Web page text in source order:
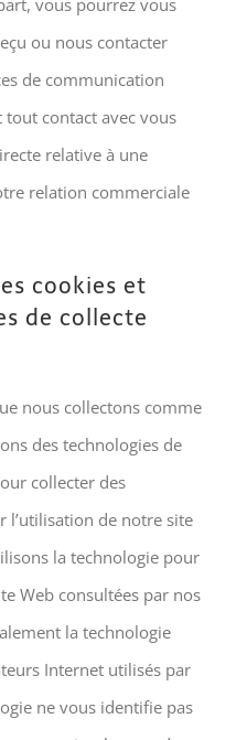
vous pourrez vous
ou nous contacter
de communication
contact avec vous
relative à une
relation commerciale
cookies et
de collecte
nous collectons comme
des technologies de
collecter des
l’utilisation de notre site
la technologie pour
Web consultées par nos
la technologie
Internet utilisés par
ne vous identifie pas